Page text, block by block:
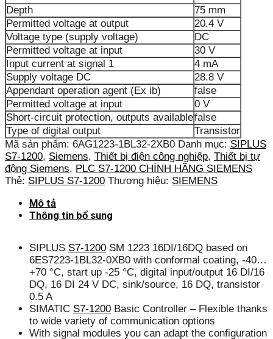
Depth
75 mm
Permitted voltage at output
20.4 V
Voltage type (supply voltage)
DC
Permitted voltage at input
30 V
Input current at signal 1
4 mA
Supply voltage DC
28.8 V
Appendant operation agent (Ex ib)
false
Permitted voltage at input
0 V
Short-circuit protection, outputs availablefalse
Type of digital output
Transistor
Mã sản phẩm: 6AG1223-1BL32-2XB0 Danh mục: SIPLUS
S7-1200, Siemens, Thiết bị điện công nghiệp, Thiết bị tự
động Siemens, PLC S7-1200 CHÍNH HÃNG SIEMENS
Thẻ: SIPLUS S7-1200 Thương hiệu: SIEMENS
Mô tả
Thông tin bổ sung
SIPLUS S7-1200 SM 1223 16DI/16DQ based on
6ES7223-1BL32-0XB0 with conformal coating, -40…
+70 °C, start up -25 °C, digital input/output 16 DI/16
DQ, 16 DI 24 V DC, sink/source, 16 DQ, transistor
0.5 A
SIMATIC S7-1200 Basic Controller – Flexible thanks
to wide variety of communication options
With signal modules you can adapt the configuration